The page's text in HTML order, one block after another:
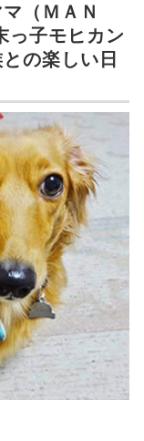
（ＭＡＮ
っ子モヒカン
の楽しい日